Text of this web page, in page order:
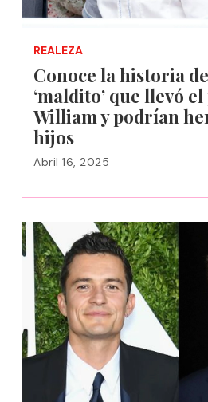
REALEZA
Conoce la historia
‘maldito’ que llevó
William y podrían
hijos
Abril 16, 2025